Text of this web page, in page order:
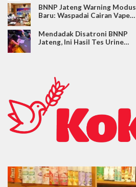
BNNP Jateng Warning Modus
Baru: Waspadai Cairan Vape…
Mendadak Disatroni BNNP
Jateng, Ini Hasil Tes Urine…